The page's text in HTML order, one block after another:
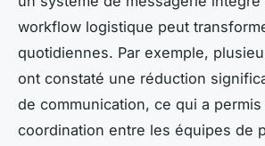
workflow logistique peut
quotidiennes. Par exemple,
ont constaté une réduction
de communication, ce qui a permis
coordination entre les équipes de